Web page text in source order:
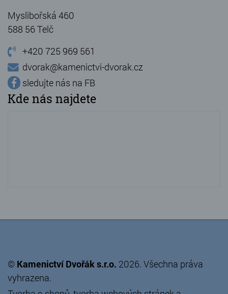
Myslibořská 460
588 56 Telč
+420 725 969 561
dvorak@kamenictvi-dvorak.cz
sledujte nás na FB
Kde nás najdete
© Kamenictví Dvořák s.r.o. 2026. Všechna práva
vyhrazena.